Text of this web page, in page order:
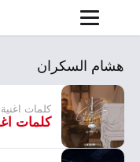
هشام السكران
كلمات اغنية
كلمات